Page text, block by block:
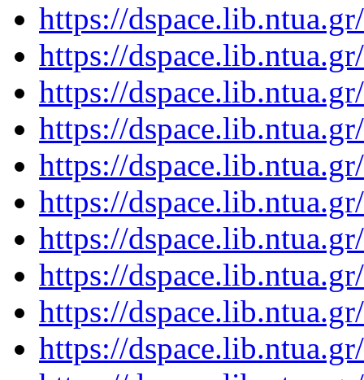
https://
https://
https://
https://
https://
https://
https://
https://
https://
https://